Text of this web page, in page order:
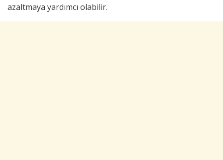
azaltmaya yardımcı olabilir.